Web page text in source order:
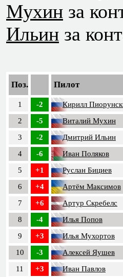
Мухин за
Ильин за
Поз. Пилот
1 -2 Кирилл
2
-5 Виталий Мухин
3
-2 Дмитрий Ильин
4
-6 Иван Поляков
5
+1 Руслан Бициев
6
+4 Артём Максимов
7
+6 Артур Скребелс
8
-4 Илья Попов
9
+3 Илья Мухортов
10
-3 Алексей Яушев
11
+3 Иван Павлов